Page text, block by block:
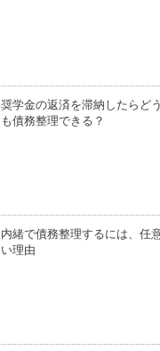
奨学金の返済を滞納したらど
も債務整理できる？
内緒で債務整理するには、任
い理由